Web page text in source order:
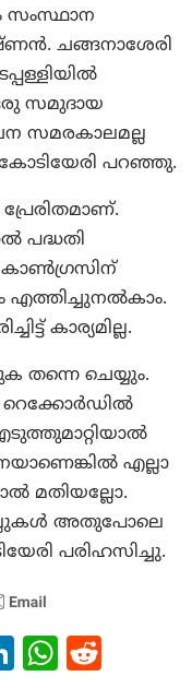
സംസ്ഥാന
ചങ്ങനാശേരി
ഒരു സമുദായ
സമരകാലമല്ല
പറഞ്ഞു.
പദ്ധതി
കോണ്‍ഗ്രസിന്
എത്തിച്ചുനല്‍കാം.
കാര്യമില്ല.
തന്നെ ചെയ്യും.
റെക്കോര്‍ഡില്‍
എല്ലാ
മതിയല്ലോ.
അതുപോലെ
പരിഹസിച്ചു.
Li W